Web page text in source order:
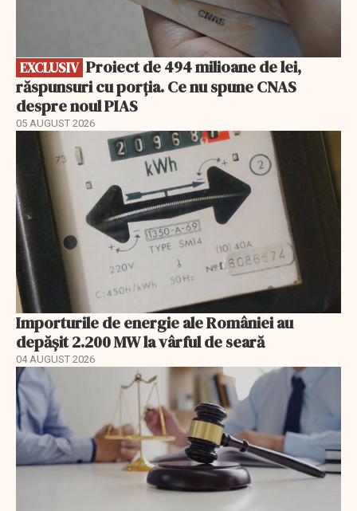
EXCLUSIV
răspunsuri cu porția. Ce nu spune CNAS
despre noul PIAS
05 AUGUST 2026
Importurile de energie ale României au
depășit 2.200 MW la vârful de seară
04 AUGUST 2026